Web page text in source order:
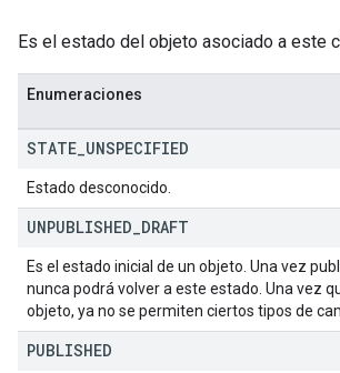
Es el estado del objeto asociado a este
Enumeraciones
STATE UNSPECIFIED
Estado desconocido.
UNPUBLISHED DRAFT
Es el estado inicial de un objeto. Una vez
nunca podrá volver a este estado. Una vez
objeto, ya no se permiten ciertos tipos de
PUBLISHED